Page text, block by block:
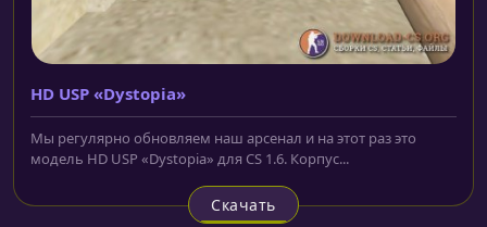
HD USP «Dystopia»
Мы регулярно обновляем наш арсенал и на этот раз это
модель HD USP «Dystopia» для CS 1.6. Корпус...
Скачать